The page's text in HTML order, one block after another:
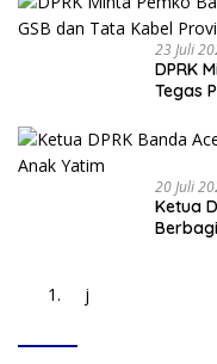
23 Juli
DPRK
Tegas
20 Juli
Ketua
j